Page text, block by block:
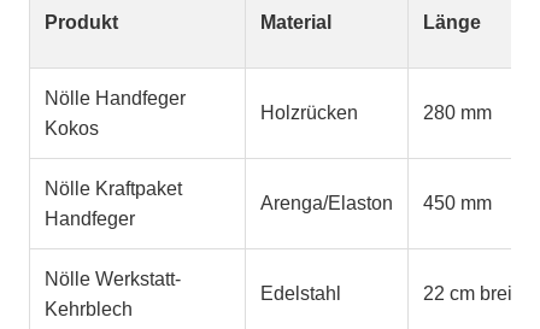
Produkt Material Länge
Nölle Handfeger
Kokos
Holzrücken 280 mm
Nölle Kraftpaket
Handfeger
Arenga/Elaston 450 mm
Nölle Werkstatt-
Kehrblech
Edelstahl 22 cm breit